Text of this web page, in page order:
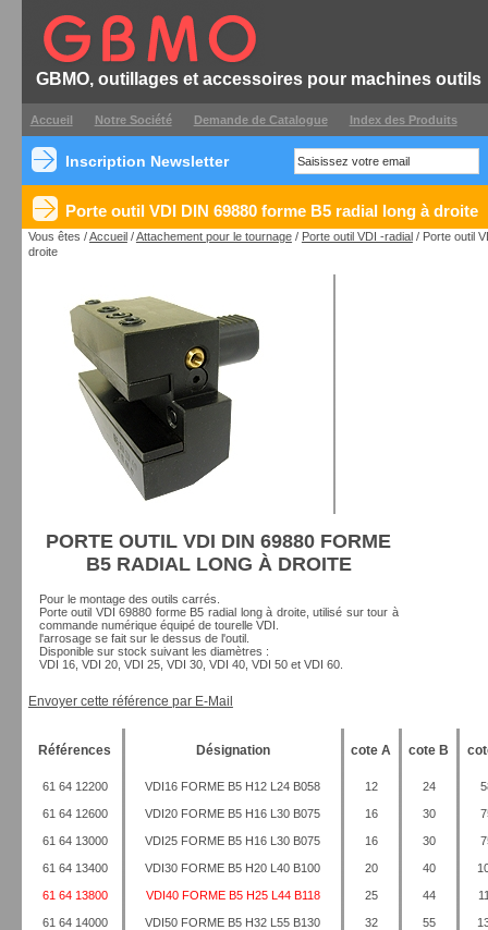
GBMO, outillages et accessoires pour machines outils
Accueil Notre Société Demande de Catalogue Index des Produits
Inscription Newsletter
Porte outil VDI DIN 69880 forme B5 radial long à droite
Vous êtes /Accueil/Attachement pour le tournage/ Porte outil VDI -radial/ Porte outil
droite
PORTE OUTIL VDI DIN 69880 FORME
B5 RADIAL LONG À DROITE
Pour le montage des outils carrés.
Porte outil VDI 69880 forme B5 radial long à droite, utilisé sur tour à
commande numérique équipé de tourelle VDI.
l'arrosage se fait sur le dessus de l'outil.
Disponible sur stock suivant les diamètres :
VDI 16, VDI 20, VDI 25, VDI 30, VDI 40, VDI 50 et VDI 60.
Envoyer cette référence par E-Mail
Références Désignation cote A cote B
61 64 12200 VDI16 FORME B5 H12 L24 B058 12 24
61 64 12600 VDI20 FORME B5 H16 L30 B075 16 30
61 64 13000 VDI25 FORME B5 H16 L30 B075 16 30
61 64 13400 VDI30 FORME B5 H20 L40 B100 20 40
61 64 13800 VDI40 FORME B5 H25 L44 B118 25 44
61 64 14000 VDI50 FORME B5 H32 L55 B130 32 55